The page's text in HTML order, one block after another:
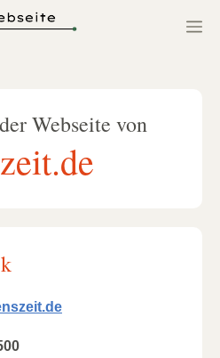
Webseite von